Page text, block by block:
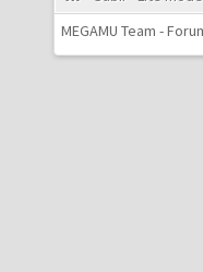
MEGAMU Team -